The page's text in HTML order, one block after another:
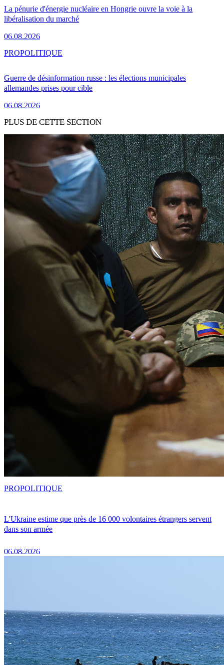
La pénurie d'énergie nucléaire en Hongrie ouvre la voie à la
libéralisation du marché
06.08.2026
Guerre de désinformation russe : les élections municipales
allemandes prises pour cible
06.08.2026
PROPOLITIQUE
PLUS DE CETTE SECTION
L'Ukraine estime que près de 16 000 volontaires étrangers servent
dans son armée
06.08.2026
PROPOLITIQUE